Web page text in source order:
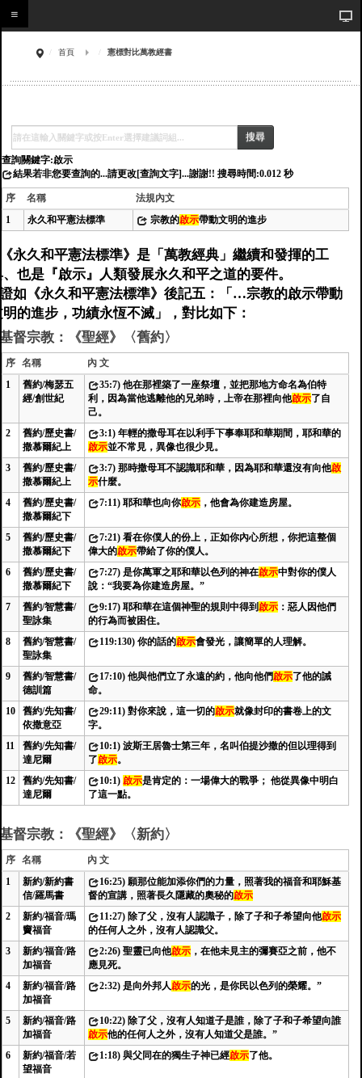
首頁 憲標對比萬教經書
搜尋
查詢關鍵字:啟示
結果若非您要查詢的...請更改[查詢文字]...謝謝!! 搜尋時間:0.012 秒
序 名稱
法規內文
1
永久和平憲法標準 宗教的啟示帶動文明的進步
永久和平憲法標準》是「萬教經典」繼續和發揮的工
、也是『啟示』人類發展永久和平之道的要件。
如《永久和平憲法標準》後記五：「…宗教的啟示帶動
明的進步，功績永恆不滅」，對比如下：
基督宗教：《聖經》〈舊約〉
序 名稱
內 文
1
舊約/梅瑟五
經/創世紀
35:7) 他在那裡築了一座祭壇，並把那地方命名為伯特
利，因為當他逃離他的兄弟時，上帝在那裡向他啟示了自
己。
2
舊約/歷史書/
撒慕爾紀上
3:1) 年輕的撒母耳在以利手下事奉耶和華期間，耶和華的
啟示並不常見，異像也很少見。
3
舊約/歷史書/
撒慕爾紀上
3:7) 那時撒母耳不認識耶和華，因為耶和華還沒有向他啟
示什麼。
4
舊約/歷史書/
撒慕爾紀下
7:11) 耶和華也向你啟示 ，他會為你建造房屋。
5
舊約/歷史書/
撒慕爾紀下
7:21) 看在你僕人的份上，正如你內心所想，你把這整個
偉大的啟示帶給了你的僕人。
6
舊約/歷史書/
撒慕爾紀下
7:27) 是你萬軍之耶和華以色列的神在啟示中對你的僕人
說：“我要為你建造房屋。”
7
舊約/智慧書/
聖詠集
9:17) 耶和華在這個神聖的規則中得到啟示 ：惡人因他們
的行為而被困住。
8
舊約/智慧書/
聖詠集
119:130) 你的話的啟示會發光，讓簡單的人理解。
9
舊約/智慧書/
德訓篇
17:10) 他與他們立了永遠的約，他向他們啟示了他的誡
命。
10
舊約/先知書/
依撒意亞
29:11) 對你來說，這一切的啟示就像封印的書卷上的文
字。
11
舊約/先知書/
達尼爾
10:1) 波斯王居魯士第三年，名叫伯提沙撒的但以理得到
了啟示。
12
舊約/先知書/
達尼爾
10:1) 啟示是肯定的：一場偉大的戰爭； 他從異像中明白
了這一點。
基督宗教：《聖經》〈新約〉
序 名稱
內 文
1
新約/新約書
信/羅馬書
16:25) 願那位能加添你們的力量，照著我的福音和耶穌基
督的宣講，照著長久隱藏的奧秘的啟示
2
新約/福音/瑪
竇福音
11:27) 除了父，沒有人認識子，除了子和子希望向他啟示
的任何人之外，沒有人認識父。
3
新約/福音/路
加福音
2:26) 聖靈已向他啟示 ，在他未見主的彌賽亞之前，他不
應見死。
4
新約/福音/路
加福音
2:32) 是向外邦人啟示的光，是你民以色列的榮耀。”
5
新約/福音/路
加福音
10:22) 除了父，沒有人知道子是誰，除了子和子希望向誰
啟示他的任何人之外，沒有人知道父是誰。”
6
新約/福音/若
望福音
1:18) 與父同在的獨生子神已經啟示了他。